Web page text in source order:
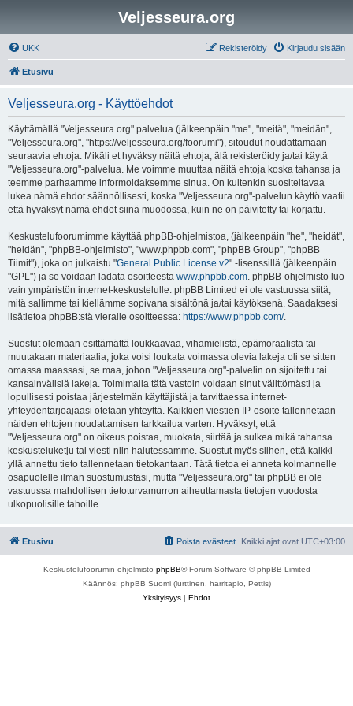
Veljesseura.org
UKK Kirjaudu sisään
Rekisteröidy
Etusivu
Veljesseura.org - Käyttöehdot
Käyttämällä "Veljesseura.org" palvelua (jälkeenpäin "me", "meitä", "meidän",
"Veljesseura.org", "https://veljesseura.org/foorumi"), sitoudut noudattamaan
seuraavia ehtoja. Mikäli et hyväksy näitä ehtoja, älä rekisteröidy ja/tai käytä
"Veljesseura.org"-palvelua. Me voimme muuttaa näitä ehtoja koska tahansa ja
teemme parhaamme informoidaksemme sinua. On kuitenkin suositeltavaa
lukea nämä ehdot säännöllisesti, koska "Veljesseura.org"-palvelun käyttö vaatii
että hyväksyt nämä ehdot siinä muodossa, kuin ne on päivitetty tai korjattu.
Keskustelufoorumimme käyttää phpBB-ohjelmistoa, (jälkeenpäin "he", "heidät",
"heidän", "phpBB-ohjelmisto", "www.phpbb.com", "phpBB Group", "phpBB
Tiimit"), joka on julkaistu "General Public License v2" -lisenssillä (jälkeenpäin
"GPL") ja se voidaan ladata osoitteesta www.phpbb.com. phpBB-ohjelmisto luo
vain ympäristön internet-keskustelulle. phpBB Limited ei ole vastuussa siitä,
mitä sallimme tai kiellämme sopivana sisältönä ja/tai käytöksenä. Saadaksesi
lisätietoa phpBB:stä vieraile osoitteessa: https://www.phpbb.com/.
Suostut olemaan esittämättä loukkaavaa, vihamielistä, epämoraalista tai
muutakaan materiaalia, joka voisi loukata voimassa olevia lakeja oli se sitten
omassa maassasi, se maa, johon "Veljesseura.org"-palvelin on sijoitettu tai
kansainvälisiä lakeja. Toimimalla tätä vastoin voidaan sinut välittömästi ja
lopullisesti poistaa järjestelmän käyttäjistä ja tarvittaessa internet-
yhteydentarjoajaasi otetaan yhteyttä. Kaikkien viestien IP-osoite tallennetaan
näiden ehtojen noudattamisen tarkkailua varten. Hyväksyt, että
"Veljesseura.org" on oikeus poistaa, muokata, siirtää ja sulkea mikä tahansa
keskusteluketju tai viesti niin halutessamme. Suostut myös siihen, että kaikki
yllä annettu tieto tallennetaan tietokantaan. Tätä tietoa ei anneta kolmannelle
osapuolelle ilman suostumustasi, mutta "Veljesseura.org" tai phpBB ei ole
vastuussa mahdollisen tietoturvamurron aiheuttamasta tietojen vuodosta
ulkopuolisille tahoille.
Etusivu Kaikki ajat ovat UTC+03:00
Poista evästeet
Keskustelufoorumin ohjelmisto phpBB® Forum Software © phpBB Limited
Käännös: phpBB Suomi (lurttinen, harritapio, Pettis)
Yksityisyys | Ehdot